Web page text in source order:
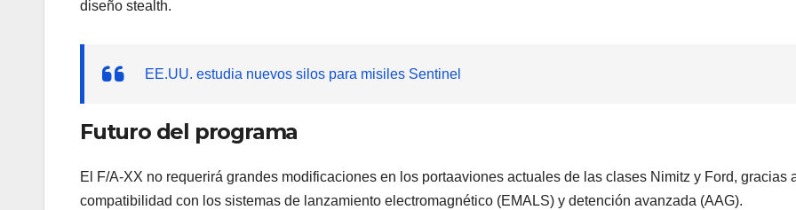
diseño stealth.
EE.UU. estudia nuevos silos para misiles Sentinel
Futuro del programa
El F/A-XX no requerirá grandes modificaciones en los portaaviones actuales de las clases Nimitz y Ford, gracias
compatibilidad con los sistemas de lanzamiento electromagnético (EMALS) y detención avanzada (AAG).